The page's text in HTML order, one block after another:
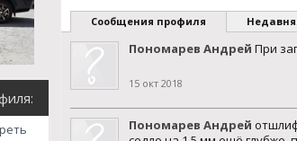
Сообщения профиля
Пономарев Андрей При
15 окт 2018
Пономарев Андрей